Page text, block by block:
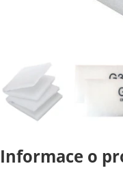
Fotografie
Informace o